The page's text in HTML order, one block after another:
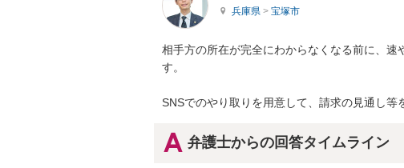
兵庫県 > 宝塚市
相手方の所在が完全にわからなくなる前に、
す。
SNSでのやり取りを用意して、請求の見通し等
弁護士からの回答タイムライン